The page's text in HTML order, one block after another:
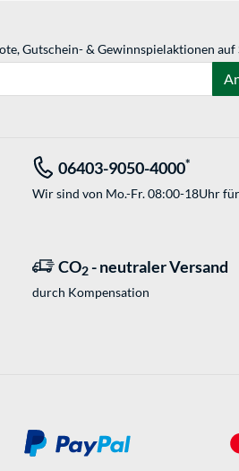
Gutschein- & Gewinnspielaktionen auf
06403-9050-4000*
Wir sind von Mo.-Fr. 08:00-18Uhr für
CO2 - neutraler Versand
durch Kompensation